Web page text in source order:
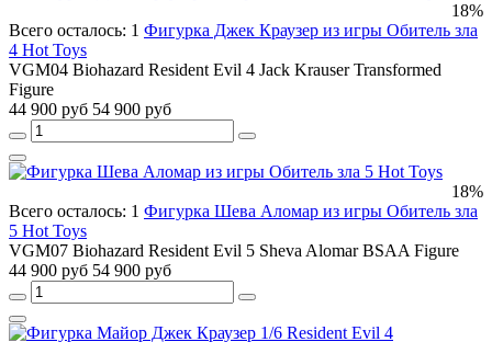
18%
Всего осталось: 1 Фигурка Джек Краузер из игры Обитель зла
4 Hot Toys
VGM04 Biohazard Resident Evil 4 Jack Krauser Transformed
Figure
44 900 руб 54 900 руб
18%
Всего осталось: 1 Фигурка Шева Аломар из игры Обитель зла
5 Hot Toys
VGM07 Biohazard Resident Evil 5 Sheva Alomar BSAA Figure
44 900 руб 54 900 руб